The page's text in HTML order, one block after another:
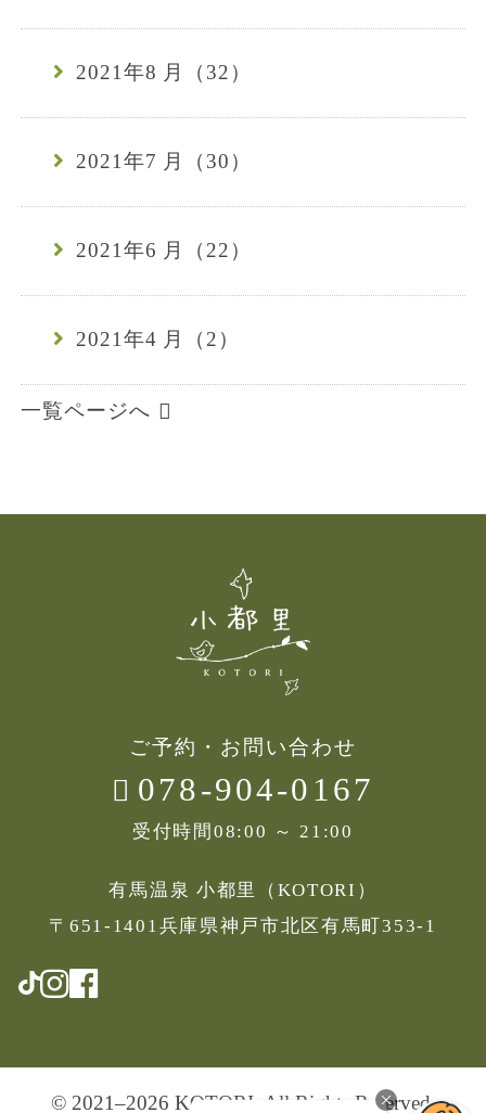
2021年8 月（32）
2021年7 月（30）
2021年6 月（22）
2021年4 月（2）
一覧ページへ
ご予約・お問い合わせ
078-904-0167
受付時間 08:00 ～ 21:00
有馬温泉 小都里（KOTORI）
〒651-1401兵庫県神戸市北区有馬町353-1
© 2021–2026 KOTORI, All Rights Reserved.